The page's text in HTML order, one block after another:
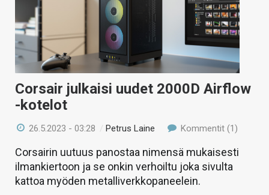
Corsair julkaisi uudet 2000D Airflow
-kotelot
26.5.2023 - 03:28 /Petrus Laine Kommentit (1)
Corsairin uutuus panostaa nimensä mukaisesti
ilmankiertoon ja se onkin verhoiltu joka sivulta
kattoa myöden metalliverkkopaneelein.